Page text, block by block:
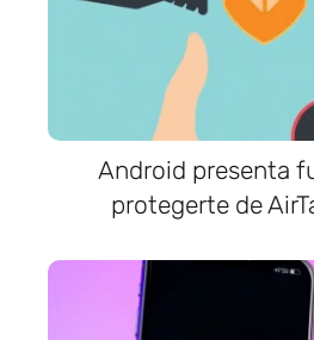
Android presenta
protegerte de